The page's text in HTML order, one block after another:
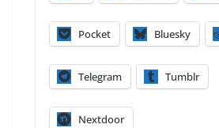
Pocket Bluesky
Telegram Tumblr
Nextdoor